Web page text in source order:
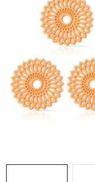
ZDRAVÉ PEČENÍ
DÁRKOVÉ POUKAZY
TÉMATICKÉ
PROFI BALENÍ